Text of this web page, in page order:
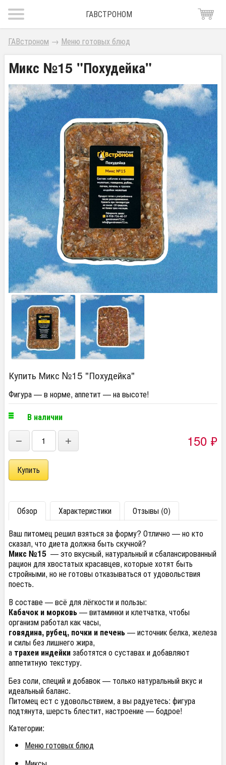
ГАВСТРОНОМ
ГАВстроном → Меню готовых блюд
Микс №15 "Похудейка"
Купить Микс №15 "Похудейка"
Фигура — в норме, аппетит — на высоте!
В наличии
− + 150 ₽
Обзор Характеристики
Отзывы (0)
Ваш питомец решил взяться за форму? Отлично — но кто
сказал, что диета должна быть скучной?
Микс №15 — это вкусный, натуральный и сбалансированный
рацион для хвостатых красавцев, которые хотят быть
стройными, но не готовы отказываться от удовольствия
поесть.
В составе — всё для лёгкости и пользы:
Кабачок и морковь— витаминки и клетчатка, чтобы
организм работал как часы,
говядина, рубец, почки и печень— источник белка, железа
и силы без лишнего жира,
а трахеи индейкизаботятся о суставах и добавляют
аппетитную текстуру.
Без соли, специй и добавок — только натуральный вкус и
идеальный баланс.
Питомец ест с удовольствием, а вы радуетесь: фигура
подтянута, шерсть блестит, настроение — бодрое!
Категории:
Меню готовых блюд